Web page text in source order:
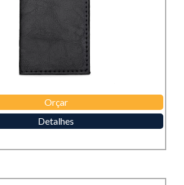
Orçar
Detalhes